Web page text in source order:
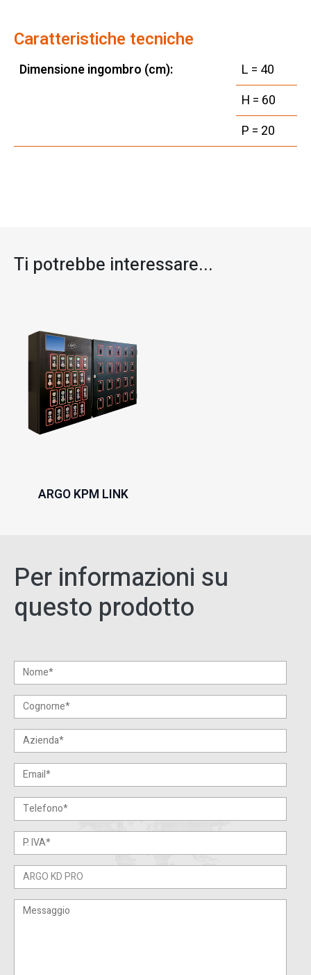
Caratteristiche tecniche
Dimensione ingombro (cm):
L = 40
H = 60
P = 20
Ti potrebbe interessare...
ARGO KPM LINK
Per informazioni su
questo prodotto